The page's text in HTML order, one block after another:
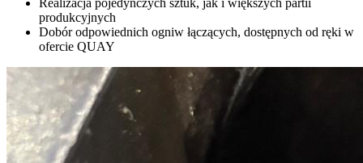
produkcyjnych
Dobór odpowiednich ogniw łączących, dostępnych od ręki w
ofercie QUAY